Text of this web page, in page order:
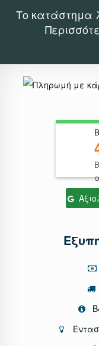
Το κατάστημα